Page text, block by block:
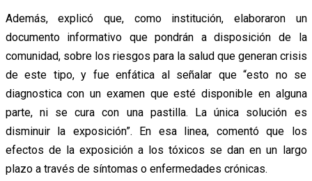
Además, explicó que, como institución, elaboraron un
documento informativo que pondrán a disposición de la
comunidad, sobre los riesgos para la salud que generan crisis
de este tipo, y fue enfática al señalar que “esto no se
diagnostica con un examen que esté disponible en alguna
parte, ni se cura con una pastilla. La única solución es
disminuir la exposición”. En esa linea, comentó que los
efectos de la exposición a los tóxicos se dan en un largo
plazo a través de síntomas o enfermedades crónicas.